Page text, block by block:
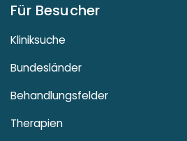
Für Besucher
Kliniksuche
Bundesländer
Behandlungsfelder
Therapien